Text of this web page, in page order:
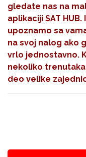
gledate nas na
aplikaciji SAT
upoznamo sa
na svoj nalog ako
vrlo jednostavno.
nekoliko
deo velike